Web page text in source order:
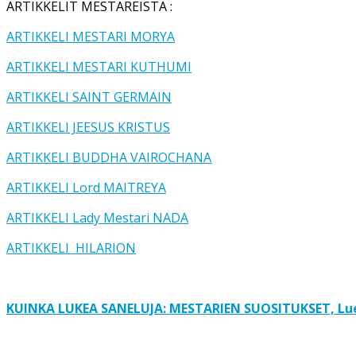
ARTIKKELIT MESTAREISTA :
ARTIKKELI MESTARI MORYA
ARTIKKELI MESTARI KUTHUMI
ARTIKKELI SAINT GERMAIN
ARTIKKELI JEESUS KRISTUS
ARTIKKELI BUDDHA VAIROCHANA
ARTIKKELI Lord MAITREYA
ARTIKKELI Lady Mestari NADA
ARTIKKELI HILARION
KUINKA LUKEA SANELUJA: MESTARIEN SUOSITUKSET,